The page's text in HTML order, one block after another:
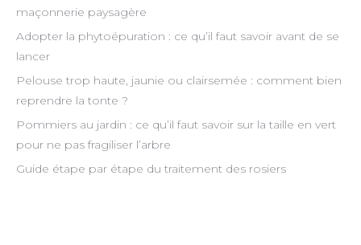
maçonnerie paysagère
Adopter la phytoépuration : ce qu’il faut savoir avant de se
lancer
Pelouse trop haute, jaunie ou clairsemée : comment bien
reprendre la tonte ?
Pommiers au jardin : ce qu’il faut savoir sur la taille en vert
pour ne pas fragiliser l’arbre
Guide étape par étape du traitement des rosiers